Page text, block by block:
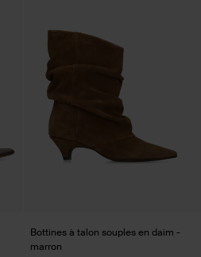
Bottines à talon souples en daim -
marron